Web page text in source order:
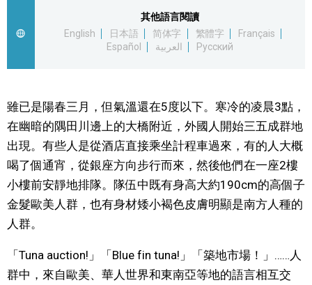
日本入門
社會
財經
文化
生活
其他語言閱讀
English
日本語 简体字 繁體字
Français
Español
العربية Русский
雖已是陽春三月，但氣溫還在5度以下。寒冷的凌晨3點，
在幽暗的隅田川邊上的大橋附近，外國人開始三五成群地
出現。有些人是從酒店直接乘坐計程車過來，有的人大概
喝了個通宵，從銀座方向步行而來，然後他們在一座2樓
小樓前安靜地排隊。隊伍中既有身高大約190cm的高個子
金髮歐美人群，也有身材矮小褐色皮膚明顯是南方人種的
人群。
「Tuna auction!」「Blue fin tuna!」「築地市場！」……人
群中，來自歐美、華人世界和東南亞等地的語言相互交